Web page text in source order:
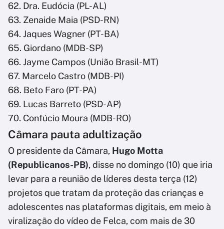
62. Dra. Eudócia (PL-AL)
63. Zenaide Maia (PSD-RN)
64. Jaques Wagner (PT-BA)
65. Giordano (MDB-SP)
66. Jayme Campos (União Brasil-MT)
67. Marcelo Castro (MDB-PI)
68. Beto Faro (PT-PA)
69. Lucas Barreto (PSD-AP)
70. Confúcio Moura (MDB-RO)
Câmara pauta adultização
O presidente da Câmara, Hugo Motta
(Republicanos-PB), disse no domingo (10) que iria
levar para a reunião de líderes desta terça (12)
projetos que tratam da proteção das crianças e
adolescentes nas plataformas digitais, em meio à
viralização do vídeo de Felca, com mais de 30